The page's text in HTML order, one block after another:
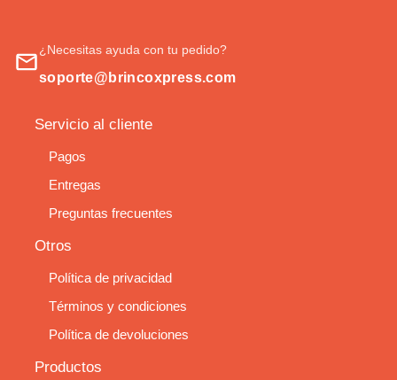
¿Necesitas ayuda con tu pedido?
soporte@brincoxpress.com
Servicio al cliente
Pagos
Entregas
Preguntas frecuentes
Otros
Política de privacidad
Términos y condiciones
Política de devoluciones
Productos